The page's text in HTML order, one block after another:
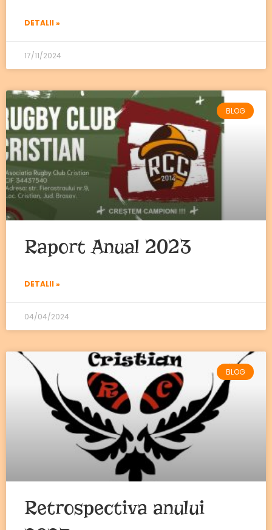
DETALII »
17/11/2024
BLOG
Raport Anual 2023
DETALII »
04/04/2024
BLOG
Retrospectiva anului